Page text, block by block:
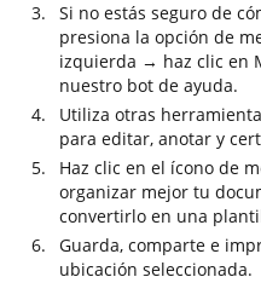
Si no estás seguro de
presiona la opción de
izquierda → haz clic en
nuestro bot de ayuda.
Utiliza otras
para editar, anotar y
Haz clic en el ícono de
organizar mejor tu
convertirlo en una
Guarda, comparte e
ubicación seleccionada.